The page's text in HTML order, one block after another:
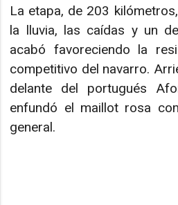
La etapa, de 203
la lluvia, las caídas y un
acabó favoreciendo la
competitivo del navarro.
delante del portugués
enfundó el maillot rosa
general.